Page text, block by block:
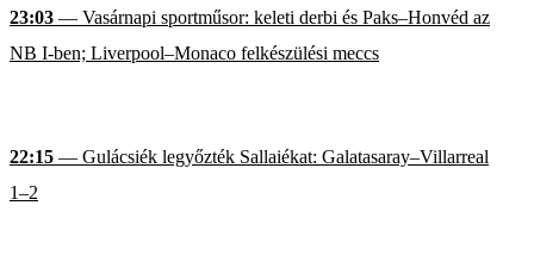
23:03 — Vasárnapi sportműsor: keleti derbi és Paks–Honvéd az
NB I-ben; Liverpool–Monaco felkészülési meccs
22:15 — Gulácsiék legyőzték Sallaiékat: Galatasaray–Villarreal
1–2